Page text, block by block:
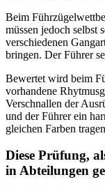
Beim
müssen jedoch selbst
verschiedenen
bringen. Der Führer
Bewertet wird beim
vorhandene
Verschnallen der
und der Führer ein
gleichen Farben
Diese Prüfung,
in Abteilungen